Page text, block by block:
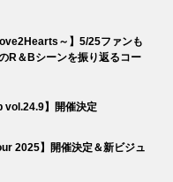
～】5/25ファンも
R＆Bシーンを振り返るコー
vol.24.9】開催決定
2025】開催決定＆新ビジュ